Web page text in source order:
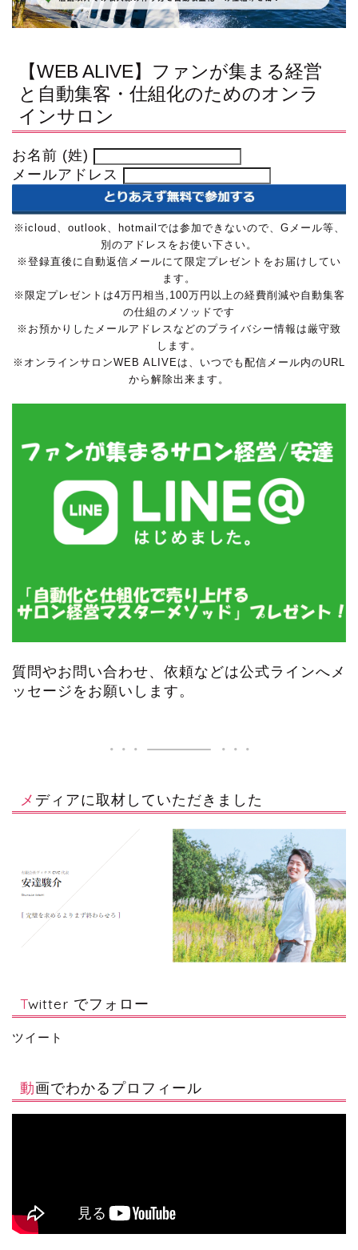
【WEB ALIVE】ファンが集まる経営
と自動集客・仕組化のためのオンラ
インサロン
お名前 (姓)
メールアドレス
※icloud、outlook、hotmailでは参加できないので、Gメール等、
別のアドレスをお使い下さい。
※登録直後に自動返信メールにて限定プレゼントをお届けしてい
ます。
※限定プレゼントは4万円相当,100万円以上の経費削減や自動集客
の仕組のメソッドです
※お預かりしたメールアドレスなどのプライバシー情報は厳守致
します。
※オンラインサロンWEB ALIVEは、いつでも配信メール内のURL
から解除出来ます。
質問やお問い合わせ、依頼などは公式ラインへメ
ッセージをお願いします。
メディアに取材していただきました
Twitter でフォロー
ツイート
動画でわかるプロフィール